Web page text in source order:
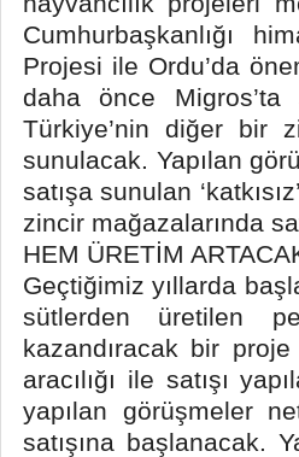
Cumhurbaşkanlığı
Projesi ile Ordu’da
daha önce Migros’ta
Türkiye’nin diğer bir
sunulacak. Yapılan
satışa sunulan
zincir mağazalarında
HEM ÜRETİM
Geçtiğimiz yıllarda
sütlerden üretilen
kazandıracak bir
aracılığı ile satışı
yapılan görüşmeler
satışına başlanacak.